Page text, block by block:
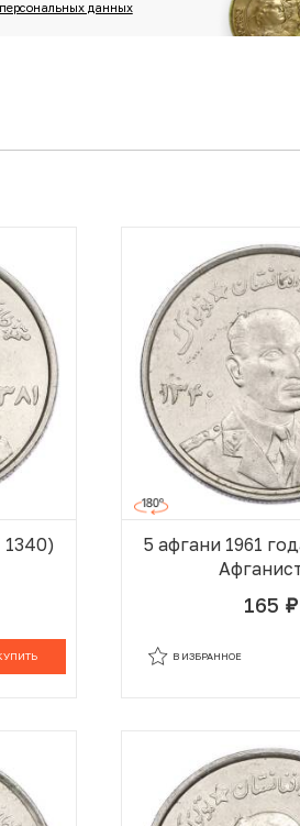
данных
1340)
5 афгани 1961
165 руб.
В ИЗБРАННОЕ